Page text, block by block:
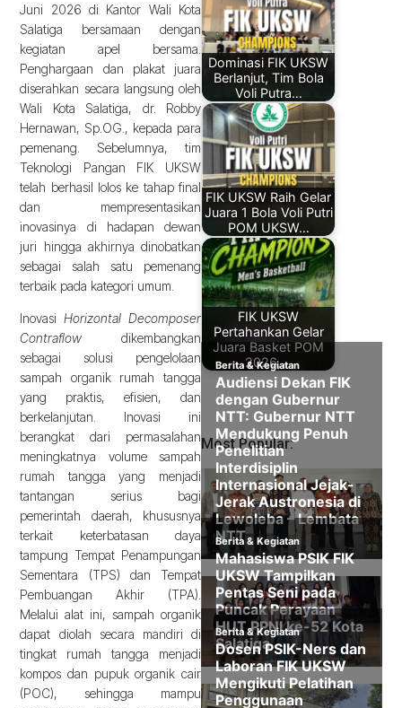
Juni 2026 di Kantor Wali Kota
Salatiga bersamaan dengan
kegiatan apel bersama.
Penghargaan dan plakat juara
diserahkan secara langsung oleh
Wali Kota Salatiga, dr. Robby
Hernawan, Sp.OG., kepada para
pemenang. Sebelumnya, tim
Teknologi Pangan FIK UKSW
telah berhasil lolos ke tahap final
dan mempresentasikan
inovasinya di hadapan dewan
juri hingga akhirnya dinobatkan
sebagai salah satu pemenang
terbaik pada kategori umum.
InovasiHorizontal Decomposer
Contraflow dikembangkan
sebagai solusi pengelolaan
sampah organik rumah tangga
yang praktis, efisien, dan
berkelanjutan. Inovasi ini
berangkat dari permasalahan
meningkatnya volume sampah
rumah tangga yang menjadi
tantangan serius bagi
pemerintah daerah, khususnya
terkait keterbatasan daya
tampung Tempat Penampungan
Sementara (TPS) dan Tempat
Pembuangan Akhir (TPA).
Melalui alat ini, sampah organik
dapat diolah secara mandiri di
tingkat rumah tangga menjadi
kompos dan pupuk organik cair
(POC), sehingga mampu
Dominasi FIK UKSW
Berlanjut, Tim Bola
Voli Putra…
FIK UKSW Raih Gelar
Juara 1 Bola Voli Putri
POM UKSW…
FIK UKSW
Pertahankan Gelar
Juara Basket POM
2026,…
Most Popular: